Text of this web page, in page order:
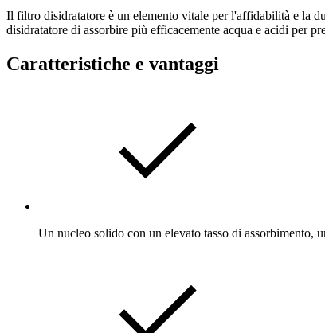
Il filtro disidratatore è un elemento vitale per l'affidabilità e la
disidratatore di assorbire più efficacemente acqua e acidi per
Caratteristiche e vantaggi
Un nucleo solido con un elevato tasso di assorbimento,